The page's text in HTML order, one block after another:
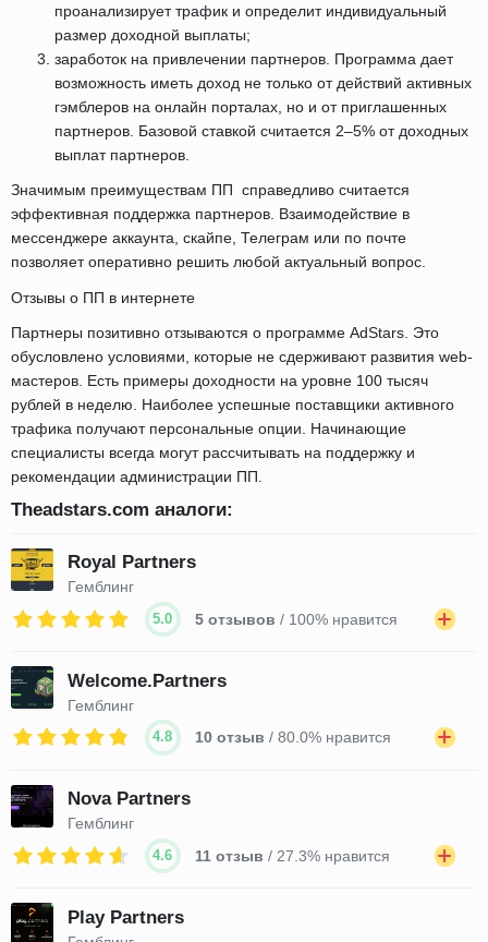
проанализирует трафик и определит индивидуальный
размер доходной выплаты;
заработок на привлечении партнеров. Программа дает
возможность иметь доход не только от действий активных
гэмблеров на онлайн порталах, но и от приглашенных
партнеров. Базовой ставкой считается 2–5% от доходных
выплат партнеров.
Значимым преимуществам ПП справедливо считается
эффективная поддержка партнеров. Взаимодействие в
мессенджере аккаунта, скайпе, Телеграм или по почте
позволяет оперативно решить любой актуальный вопрос.
Отзывы о ПП в интернете
Партнеры позитивно отзываются о программе AdStars. Это
обусловлено условиями, которые не сдерживают развития web-
мастеров. Есть примеры доходности на уровне 100 тысяч
рублей в неделю. Наиболее успешные поставщики активного
трафика получают персональные опции. Начинающие
специалисты всегда могут рассчитывать на поддержку и
рекомендации администрации ПП.
Theadstars.com аналоги:
Royal Partners
Гемблинг
5.0 5 отзывов / 100% нравится
Welcome.Partners
Гемблинг
4.8 10 отзыв / 80.0% нравится
Nova Partners
Гемблинг
4.6 11 отзыв / 27.3% нравится
Play Partners